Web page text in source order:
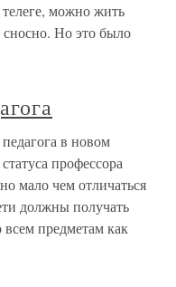
можно жить
Но это было
в новом
профессора
мало чем отличаться
должны получать
предметам как